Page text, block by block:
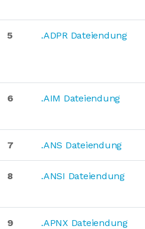
5 .ADPR Dateiendung
6 .AIM Dateiendung
7 .ANS Dateiendung
8 .ANSI Dateiendung
9 .APNX Dateiendung